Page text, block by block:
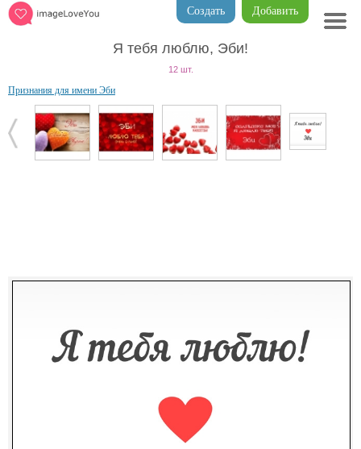
Добавить
Создать
Я тебя люблю, Эби!
12 шт.
Признания для имени Эби